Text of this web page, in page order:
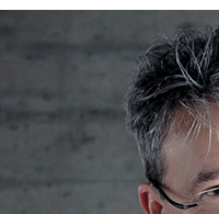
03 luglio 2023
la quota di
del 77%